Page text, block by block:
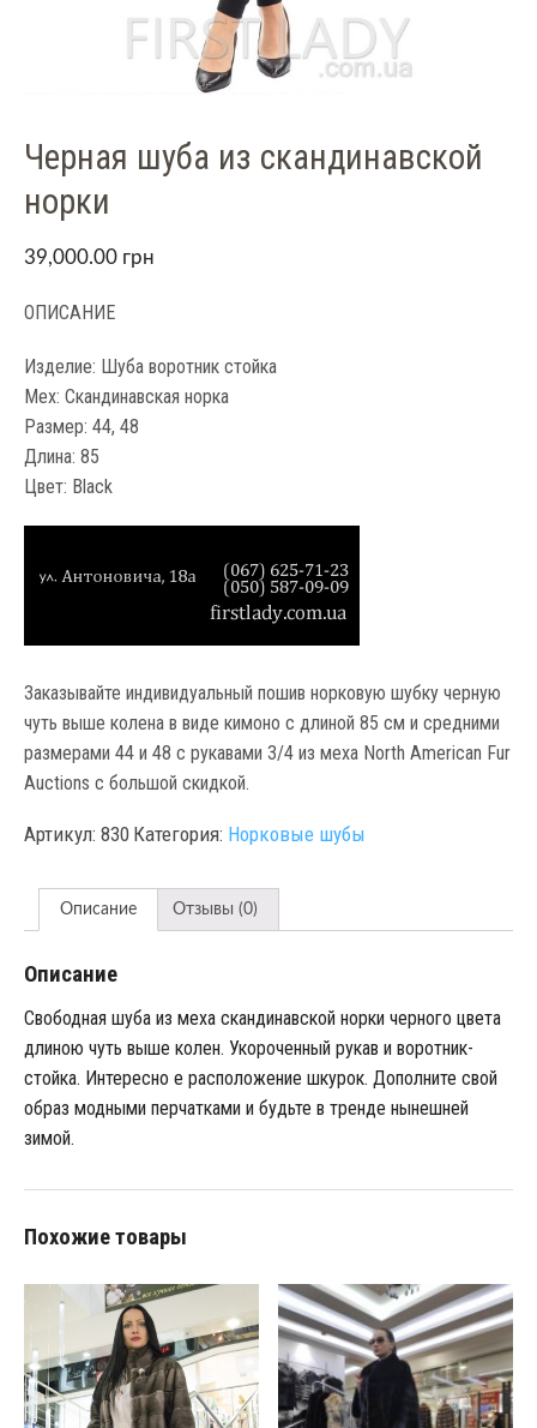
Черная шуба из скандинавской
норки
39,000.00 грн
ОПИСАНИЕ
Изделие: Шуба воротник стойка
Мех: Скандинавская норка
Размер: 44, 48
Длина: 85
Цвет: Black
Заказывайте индивидуальный пошив норковую шубку черную
чуть выше колена в виде кимоно с длиной 85 см и средними
размерами 44 и 48 с рукавами 3/4 из меха North American Fur
Auctions с большой скидкой.
Артикул: 830 Категория: Норковые шубы
Описание Отзывы (0)
Описание
Свободная шуба из меха скандинавской норки черного цвета
длиною чуть выше колен. Укороченный рукав и воротник-
стойка. Интересно е расположение шкурок. Дополните свой
образ модными перчатками и будьте в тренде нынешней
зимой.
Похожие товары